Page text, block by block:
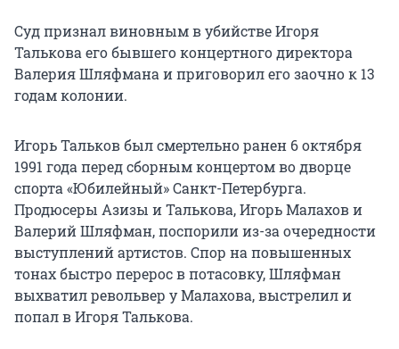
Суд признал виновным в убийстве Игоря
Талькова его бывшего концертного директора
Валерия Шляфмана и приговорил его заочно к 13
годам колонии.
Игорь Тальков был смертельно ранен 6 октября
1991 года перед сборным концертом во дворце
спорта «Юбилейный» Санкт-Петербурга.
Продюсеры Азизы и Талькова, Игорь Малахов и
Валерий Шляфман, поспорили из-за очередности
выступлений артистов. Спор на повышенных
тонах быстро перерос в потасовку, Шляфман
выхватил револьвер у Малахова, выстрелил и
попал в Игоря Талькова.